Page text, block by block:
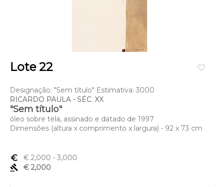
favorite_border
Lote 22
Designação: "Sem título" Estimativa: 3000
RICARDO PAULA - SÉC. XX
"Sem título"
óleo sobre tela, assinado e datado de 1997
Dimensões (altura x comprimento x largura) - 92 x 73 cm
euro_symbol € 2,000 - 3,000
gavel
€ 2,000